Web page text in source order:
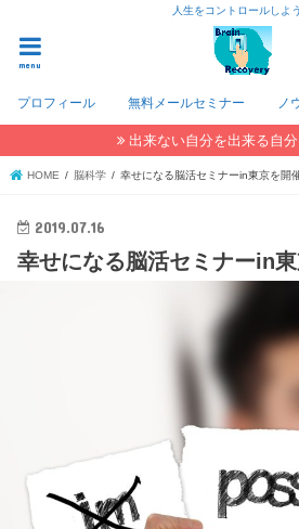
人生をコントロールしよ
menu
プロフィール 無料メールセミナー ノ
出来ない自分を出来る自分
HOME 脳科学 幸せになる脳活セミナーin東京を開
2019.07.16
幸せになる脳活セミナーin